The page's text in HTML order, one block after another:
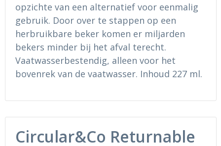
opzichte van een alternatief voor eenmalig
gebruik. Door over te stappen op een
herbruikbare beker komen er miljarden
bekers minder bij het afval terecht.
Vaatwasserbestendig, alleen voor het
bovenrek van de vaatwasser. Inhoud 227 ml.
Circular&Co Returnable